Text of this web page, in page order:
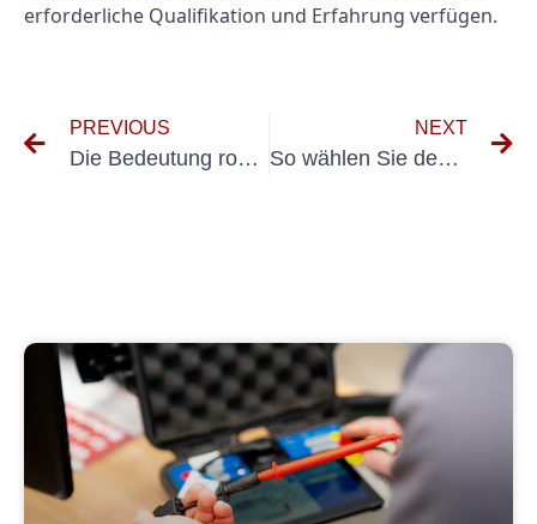
erforderliche Qualifikation und Erfahrung verfügen.
PREVIOUS
Die Bedeutung routinemäßiger Gabelstaplertests verstehen
NEXT
So wählen Sie den richtigen Messgerät-Geräteprüfung-Dienstleister aus